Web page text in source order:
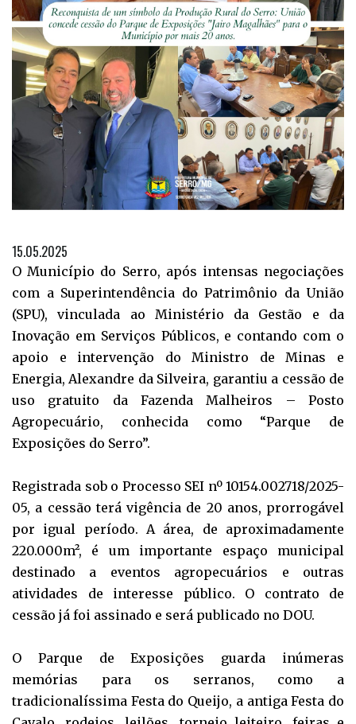
15.05.2025
O Município do Serro, após intensas negociações
com a Superintendência do Patrimônio da União
(SPU), vinculada ao Ministério da Gestão e da
Inovação em Serviços Públicos, e contando com o
apoio e intervenção do Ministro de Minas e
Energia, Alexandre da Silveira, garantiu a cessão de
uso gratuito da Fazenda Malheiros – Posto
Agropecuário, conhecida como “Parque de
Exposições do Serro”.
Registrada sob o Processo SEI nº 10154.002718/2025-
05, a cessão terá vigência de 20 anos, prorrogável
por igual período. A área, de aproximadamente
220.000m², é um importante espaço municipal
destinado a eventos agropecuários e outras
atividades de interesse público. O contrato de
cessão já foi assinado e será publicado no DOU.
O Parque de Exposições guarda inúmeras
memórias para os serranos, como a
tradicionalíssima Festa do Queijo, a antiga Festa do